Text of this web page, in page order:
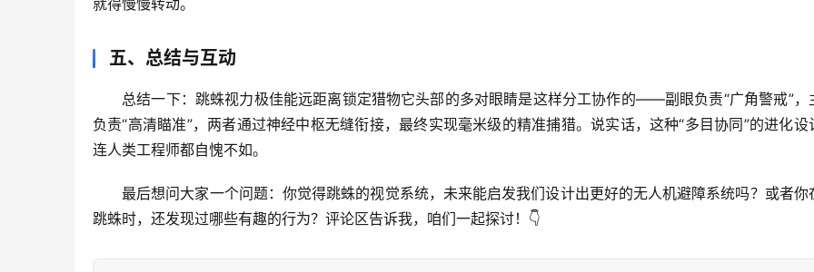
五、总结与互动
总结一下：跳蛛视力极佳能远距离锁定猎物它头部的多对眼睛是这样分工协作的——副眼负责“广角警戒”，
负责“高清瞄准”，两者通过神经中枢无缝衔接，最终实现毫米级的精准捕猎。说实话，这种“多目协同”的进化设
连人类工程师都自愧不如。
最后想问大家一个问题：你觉得跳蛛的视觉系统，未来能启发我们设计出更好的无人机避障系统吗？或者你
跳蛛时，还发现过哪些有趣的行为？评论区告诉我，咱们一起探讨！👇